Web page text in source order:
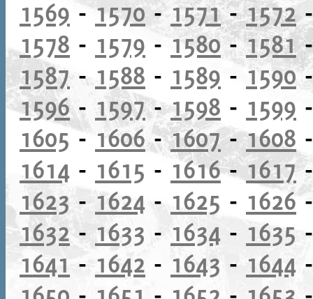
1569 -1570-1571-1572
1578 - 1579 -1580-1581
1587- 1588 - 1589 - 1590
1596- 1597-1598 - 1599
1605- 1606-1607-1608
1614 - 1615 - 1616-1617
1623 -1624 - 1625 - 1626
1632- 1633 - 1634 - 1635
1641 - 1642 - 1643 - 1644